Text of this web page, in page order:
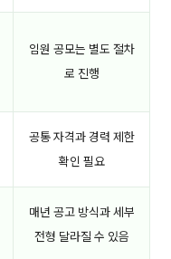
임원 공모는 별도 절차
로 진행
공통 자격과 경력 제한
확인 필요
매년 공고 방식과 세부
전형 달라질 수 있음